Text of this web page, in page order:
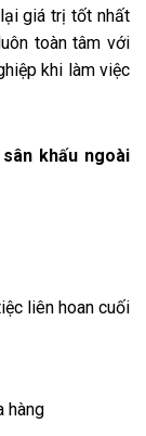
giá trị tốt nhất
toàn tâm với
khi làm việc
khấu ngoài
liên hoan cuối
hàng